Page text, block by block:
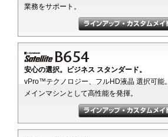
業務をサポート。
安心の選択。ビジネス スタンダード。
vPro™テクノロジー、フルHD液晶 選択可能。
メインマシンとして高性能を発揮。